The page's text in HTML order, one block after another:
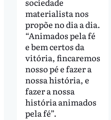
materialista nos
propõe no dia a dia.
“Animados pela fé
e bem certos da
vitória, fincaremos
nosso pé e fazer a
nossa história, e
fazer a nossa
história animados
pela fé”.